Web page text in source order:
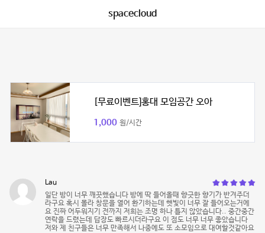
spacecloud
[무료이벤트]홍대 모임공간 오아
1,000 원/시간
Lau
일단 방이 너무 깨끗했습니다 방에 딱 들어올때 향긋한 향기가 반겨주더
라구요 혹시 몰라 창문을 열어 환기하는데 햇빛이 너무 잘 들어오는거에
요 진짜 어두워지기 전까지 저희는 조명 하나 틀지 않았습니다.. 중간중간
연락을 드렸는데 답장도 빠르시더라구요 이 점도 너무 너무 좋았습니다
저와 제 친구들은 너무 만족해서 나중에도 또 소모임으로 대여할것같아요